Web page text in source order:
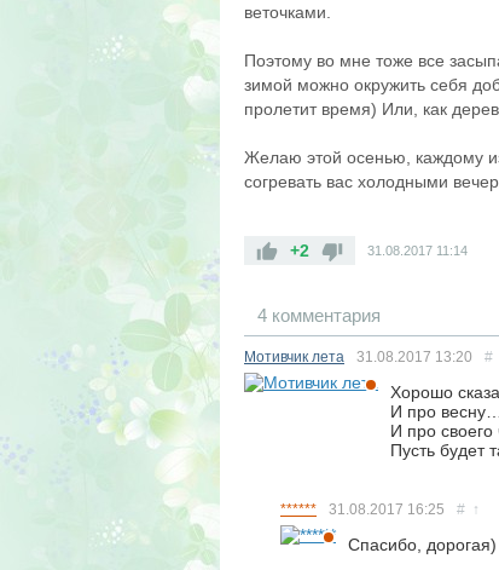
веточками.
Поэтому во мне тоже все
зимой можно окружить себя
пролетит время) Или, как
Желаю этой осенью, каждому
согревать вас холодными
+2 31.08.2017 11:14
4 комментария
Мотивчик лета 31.08.2017 13:20 #
Хорошо
И про
И про своего
Пусть будет
****** 31.08.2017 16:25 # ↑
Спасибо,